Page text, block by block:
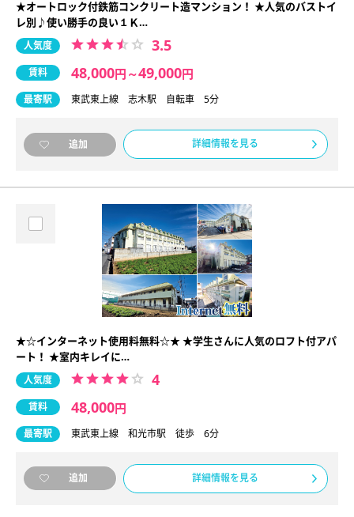
★オートロック付鉄筋コンクリート造マンション！ ★人気のバストイ
レ別♪使い勝手の良い１Ｋ…
人気度 3.5
賃料 48,000円 ～49,000円
最寄駅 東武東上線 志木駅 自転車 5分
追加 詳細情報を見る
★☆インターネット使用料無料☆★ ★学生さんに人気のロフト付アパ
ート！ ★室内キレイに…
人気度 4
賃料 48,000円
最寄駅 東武東上線 和光市駅 徒歩 6分
追加 詳細情報を見る